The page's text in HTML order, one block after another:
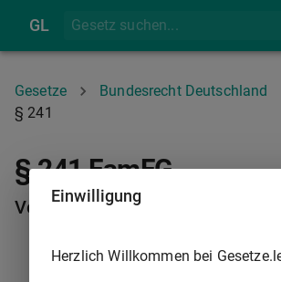
GL
Gesetze Bundesrecht Deutschland
§ 241
§ 241 FamFG
Verschärfte Haftung
Einwilligung
Herzlich Willkommen bei